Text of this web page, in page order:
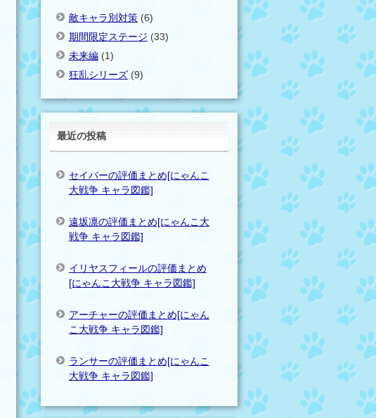
敵キャラ別対策(6)
期間限定ステージ (33)
未来編(1)
狂乱シリーズ(9)
最近の投稿
セイバーの評価まとめ[にゃんこ
大戦争 キャラ図鑑]
遠坂凛の評価まとめ[にゃんこ大
戦争 キャラ図鑑]
イリヤスフィールの評価まとめ
[にゃんこ大戦争 キャラ図鑑]
アーチャーの評価まとめ[にゃん
こ大戦争 キャラ図鑑]
ランサーの評価まとめ[にゃんこ
大戦争 キャラ図鑑]